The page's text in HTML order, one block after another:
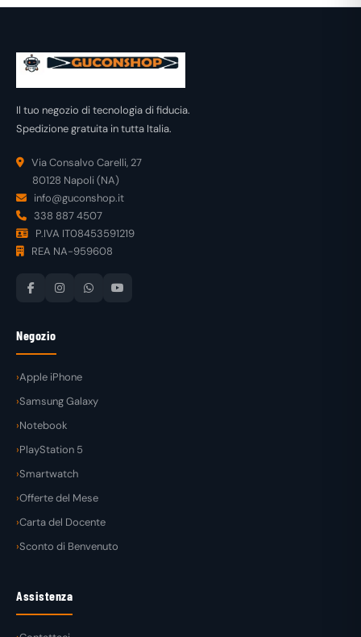
Il tuo negozio di tecnologia di fiducia.
Spedizione gratuita in tutta Italia.
Via Consalvo Carelli, 27
80128 Napoli (NA)
info@guconshop.it
338 887 4507
P.IVA IT08453591219
REA NA-959608
Negozio
Apple iPhone
Samsung Galaxy
Notebook
PlayStation 5
Smartwatch
Offerte del Mese
Carta del Docente
Sconto di Benvenuto
Assistenza